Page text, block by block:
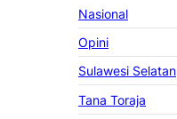
Nasional
Opini
Sulawesi Selatan
Tana Toraja